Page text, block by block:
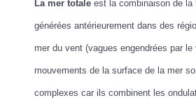
La mer totale est la combinaison de la
générées antérieurement dans des
mer du vent (vagues engendrées par le
mouvements de la surface de la mer
complexes car ils combinent les